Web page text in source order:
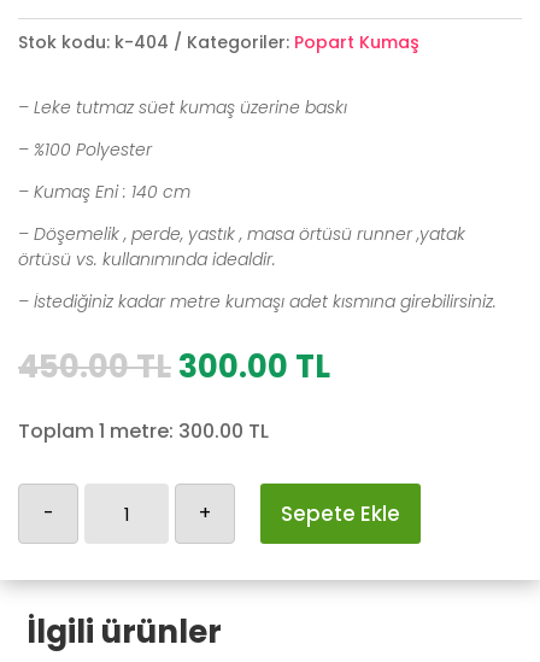
Stok kodu: k-404 Kategoriler: Popart Kumaş
– Leke tutmaz süet kumaş üzerine baskı
– %100 Polyester
– Kumaş Eni : 140 cm
– Döşemelik , perde, yastık , masa örtüsü runner ,yatak
örtüsü vs. kullanımında idealdir.
– İstediğiniz kadar metre kumaşı adet kısmına girebilirsiniz.
450.00TLOrijinal
450.00 TL.
300.00 TLŞu
Toplam 1 metre: 300.00 TL
- + Sepete Ekle
İlgili ürünler